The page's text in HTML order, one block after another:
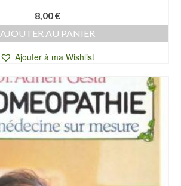
8,00€
AJOUTER AU PANIER
Ajouter à ma Wishlist